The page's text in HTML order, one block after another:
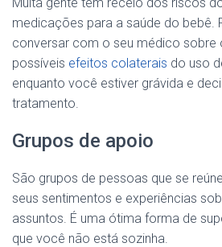
medicações para a saúde do bebê.
conversar com o seu médico sobre
possíveis efeitos colaterais do uso
enquanto você estiver grávida e
tratamento.
Grupos de apoio
São grupos de pessoas que se
seus sentimentos e experiências
assuntos. É uma ótima forma de
que você não está sozinha.